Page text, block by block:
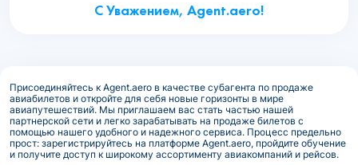
С Уважением, Agent.aero!
Присоединяйтесь к Agent.aero в качестве субагента по продаже
авиабилетов и откройте для себя новые горизонты в мире
авиапутешествий. Мы приглашаем вас стать частью нашей
партнерской сети и легко зарабатывать на продаже билетов с
помощью нашего удобного и надежного сервиса. Процесс предельно
прост: зарегистрируйтесь на платформе Agent.aero, пройдите обучение
и получите доступ к широкому ассортименту авиакомпаний и рейсов.